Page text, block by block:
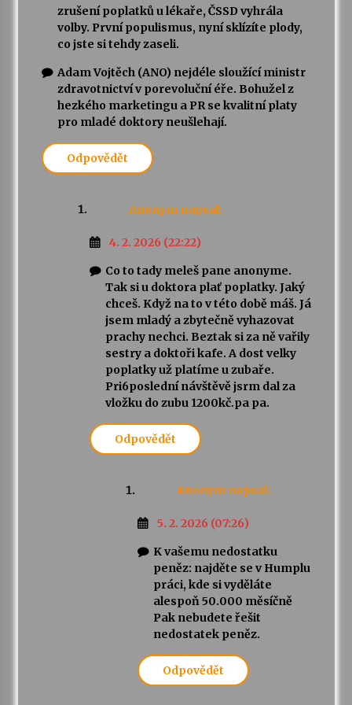
zrušení poplatků u lékaře, ČSSD vyhrála
volby. První populismus, nyní sklízíte plody,
co jste si tehdy zaseli.
Adam Vojtěch (ANO) nejdéle sloužící ministr
zdravotnictví v porevoluční éře. Bohužel z
hezkého marketingu a PR se kvalitní platy
pro mladé doktory neušlehají.
Odpovědět
Anonym napsal:
4. 2. 2026 (22:22)
Co to tady meleš pane anonyme.
Tak si u doktora plať poplatky. Jaký
chceš. Když na to v této době máš. Já
jsem mladý a zbytečně vyhazovat
prachy nechci. Beztak si za ně vařily
sestry a doktoři kafe. A dost velky
poplatky už platíme u zubaře.
Pri6poslední návštěvě jsrm dal za
vložku do zubu 1200kč.pa pa.
Odpovědět
Anonym napsal:
5. 2. 2026 (07:26)
K vašemu nedostatku
peněz: najděte se v Humplu
práci, kde si vyděláte
alespoň 50.000 měsíčně
Pak nebudete řešit
nedostatek peněz.
Odpovědět